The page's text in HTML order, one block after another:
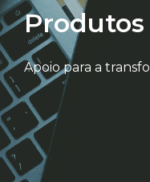
Produtos
Apoio para a